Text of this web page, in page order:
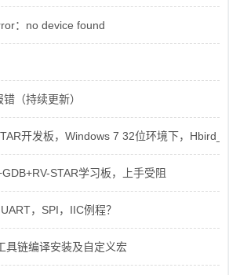
：no device found
（持续更新）
开发板，Windows 7 32位环境下，
STAR学习板，上手受阻
，SPI，IIC例程？
具链编译安装及自定义宏